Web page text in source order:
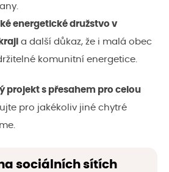
energetické družstvo v
a další důkaz, že i malá obec
komunitní energetice.
projekt s přesahem pro celou
pro jakékoliv jiné chytré
sociálních sítích